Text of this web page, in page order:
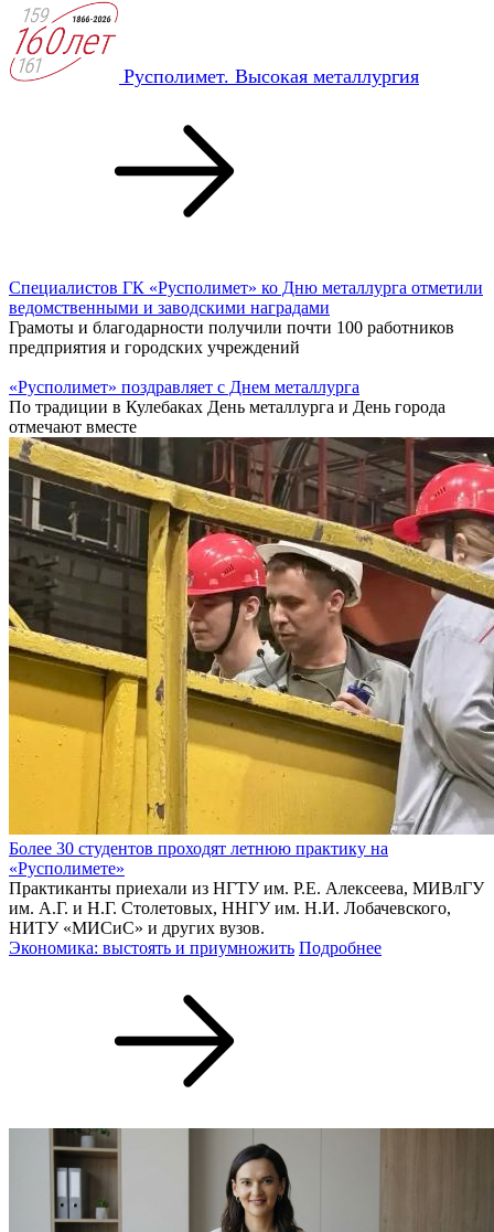
Русполимет. Высокая металлургия
Специалистов ГК «Русполимет» ко Дню металлурга отметили
ведомственными и заводскими наградами
Грамоты и благодарности получили почти 100 работников
предприятия и городских учреждений
«Русполимет» поздравляет с Днем металлурга
По традиции в Кулебаках День металлурга и День города
отмечают вместе
Более 30 студентов проходят летнюю практику на
«Русполимете»
Практиканты приехали из НГТУ им. Р.Е. Алексеева, МИВлГУ
им. А.Г. и Н.Г. Столетовых, ННГУ им. Н.И. Лобачевского,
НИТУ «МИСиС» и других вузов.
Экономика: выстоять и приумножить Подробнее